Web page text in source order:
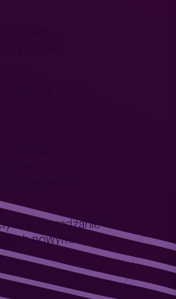
istniejącą
nie
zarządzanie
nowymi